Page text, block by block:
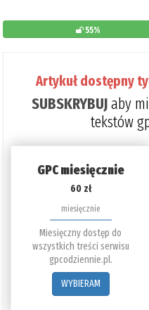
55%
Artykuł dostępny
SUBSKRYBUJaby
tekstów
GPC miesięcznie
60 zł
miesięcznie
Miesięczny dostęp do
wszystkich treści serwisu
gpcodziennie.pl.
WYBIERAM